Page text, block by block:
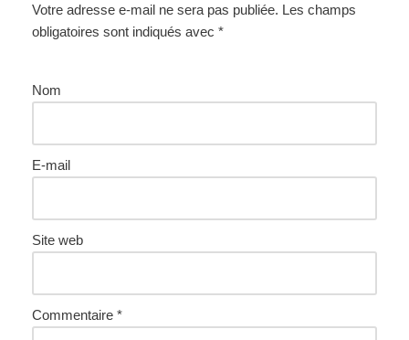
Votre adresse e-mail ne sera pas publiée. Les champs
obligatoires sont indiqués avec *
Nom
E-mail
Site web
Commentaire *